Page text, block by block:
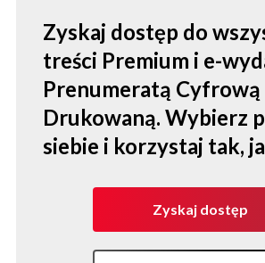
Zyskaj dostęp do
treści Premium i e-
Prenumeratą Cyfrową
Drukowaną. Wybierz
siebie i korzystaj tak,
Zyskaj dostęp